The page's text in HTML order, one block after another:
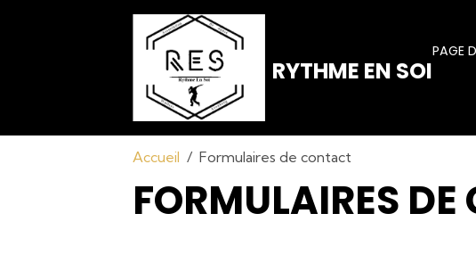
RYTHME EN SOI
PAGE
Accueil Formulaires de contact
FORMULAIRES